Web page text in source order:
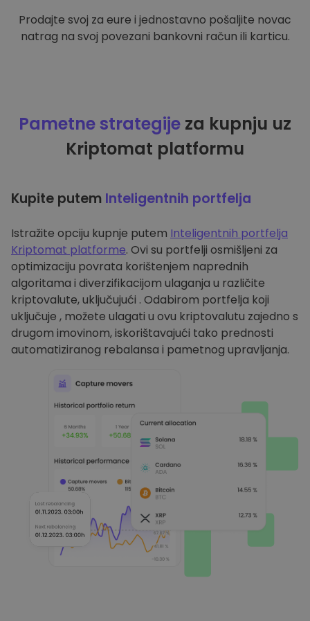
Prodajte svoj za eure i jednostavno pošaljite novac
natrag na svoj povezani bankovni račun ili karticu.
Pametne strategije za kupnju uz
Kriptomat platformu
Kupite putem Inteligentnih portfelja
Istražite opciju kupnje putem Inteligentnih portfelja
Kriptomat platforme. Ovi su portfelji osmišljeni za
optimizaciju povrata korištenjem naprednih
algoritama i diverzifikacijom ulaganja u različite
kriptovalute, uključujući . Odabirom portfelja koji
uključuje , možete ulagati u ovu kriptovalutu zajedno s
drugom imovinom, iskorištavajući tako prednosti
automatiziranog rebalansa i pametnog upravljanja.